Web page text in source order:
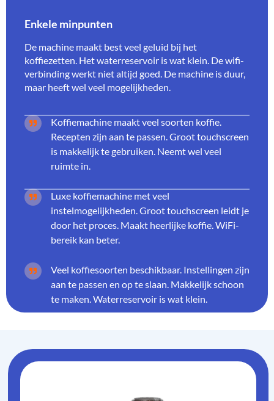
Enkele minpunten
De machine maakt best veel geluid bij het
koffiezetten. Het waterreservoir is wat klein. De wifi-
verbinding werkt niet altijd goed. De machine is duur,
maar heeft wel veel mogelijkheden.
Koffiemachine maakt veel soorten koffie.
Recepten zijn aan te passen. Groot touchscreen
is makkelijk te gebruiken. Neemt wel veel
ruimte in.
Luxe koffiemachine met veel
instelmogelijkheden. Groot touchscreen leidt je
door het proces. Maakt heerlijke koffie. WiFi-
bereik kan beter.
Veel koffiesoorten beschikbaar. Instellingen zijn
aan te passen en op te slaan. Makkelijk schoon
te maken. Waterreservoir is wat klein.